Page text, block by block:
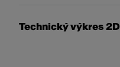
Technický výkres 2D